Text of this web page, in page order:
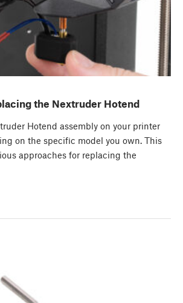
the Nextruder Hotend
Hotend assembly on your printer
on the specific model you own. This
approaches for replacing the